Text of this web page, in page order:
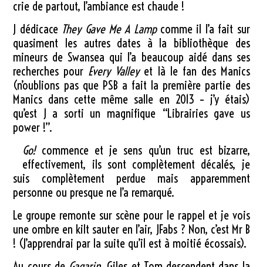
crie de partout, l’ambiance est chaude !
J dédicace They Gave Me A Lampcomme il l’a fait sur
quasiment les autres dates à la bibliothèque des
mineurs de Swansea qui l’a beaucoup aidé dans ses
recherches pour Every Valleyet là le fan des Manics
(n’oublions pas que PSB a fait la première partie des
Manics dans cette même salle en 2013 – j’y étais)
qu’est J a sorti un magnifique “Librairies gave us
power !”.
Go!commence et je sens qu’un truc est bizarre,
effectivement, ils sont complètement décalés, je
suis complètement perdue mais apparemment
personne ou presque ne l’a remarqué.
Le groupe remonte sur scène pour le rappel et je vois
une ombre en kilt sauter en l’air, JFabs ? Non, c’est Mr B
! (J’apprendrai par la suite qu’il est à moitié écossais).